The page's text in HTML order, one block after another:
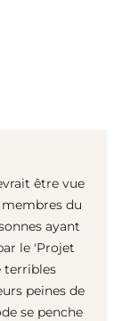
être vue
du
ayant
le 'Projet
terribles
peines de
se penche